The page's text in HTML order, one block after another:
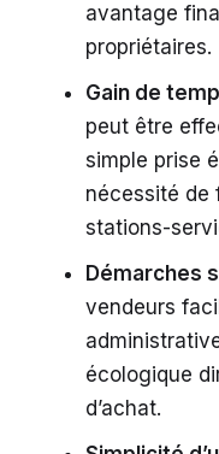
avantage
propriétaires.
Gain de
peut être
simple prise
nécessité de
stations-
Démarches
vendeurs
écologique
d’achat.